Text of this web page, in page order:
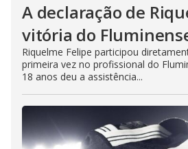
A declaração de
vitória do
Riquelme Felipe participou
primeira vez no profissional do
18 anos deu a assistência...